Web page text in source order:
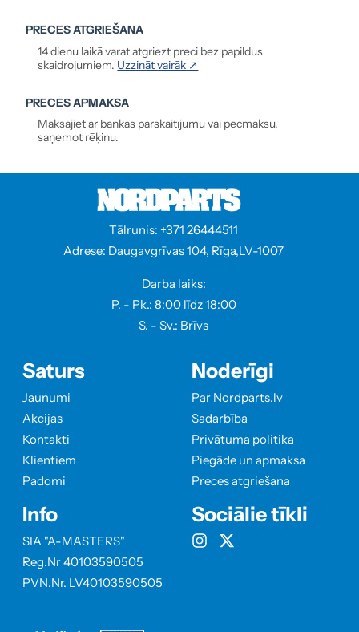
PRECES ATGRIEŠANA
14 dienu laikā varat atgriezt preci bez papildus
skaidrojumiem. Uzzināt vairāk ↗
PRECES APMAKSA
Maksājiet ar bankas pārskaitījumu vai pēcmaksu,
saņemot rēķinu.
Tālrunis: +371 26444511
Adrese: Daugavgrīvas 104, Rīga,LV-1007
Darba laiks:
P. - Pk.: 8:00 līdz 18:00
S. - Sv.: Brīvs
Saturs
Jaunumi
Akcijas
Kontakti
Klientiem
Padomi
Info
SIA "A-MASTERS"
Reg.Nr 40103590505
PVN.Nr. LV40103590505
Noderīgi
Par Nordparts.lv
Sadarbība
Privātuma politika
Piegāde un apmaksa
Preces atgriešana
Sociālie tīkli